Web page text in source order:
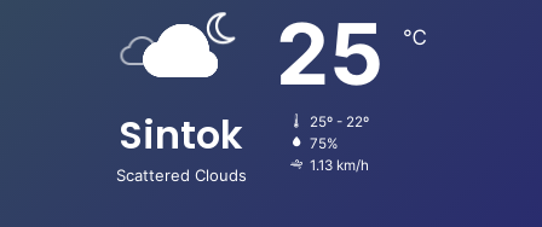
Sintok
Scattered Clouds
25 ℃
25º - 22º
75%
1.13 km/h